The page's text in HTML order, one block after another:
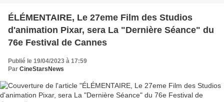
ÉLÉMENTAIRE, Le 27eme Film des Studios
d'animation Pixar, sera La "Dernière Séance" du
76e Festival de Cannes
Publié le 19/04/2023 à 17:59
Par CineStarsNews